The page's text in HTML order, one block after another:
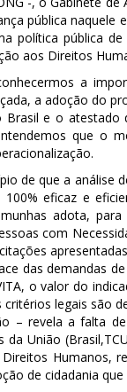
pública
política pública
aos Direitos
a
a adoção do
Brasil e o atestado
que o
de que a análise
100% eficaz e
adota,
com
das demandas
o valor do
legais são
– revela a falta
da União
Humanos,
de cidadania